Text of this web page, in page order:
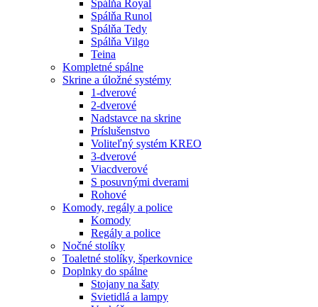
Spálňa Royal
Spálňa Runol
Spálňa Tedy
Spálňa Vilgo
Teina
Kompletné spálne
Skrine a úložné systémy
1-dverové
2-dverové
Nadstavce na skrine
Príslušenstvo
Voliteľný systém KREO
3-dverové
Viacdverové
S posuvnými dverami
Rohové
Komody, regály a police
Komody
Regály a police
Nočné stolíky
Toaletné stolíky, šperkovnice
Doplnky do spálne
Stojany na šaty
Svietidlá a lampy